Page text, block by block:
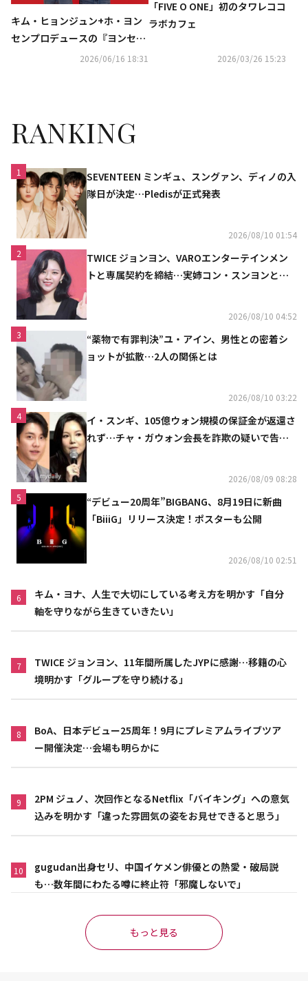
キム・ヒョンジュン+ホ・ヨン
センプロデュースの『ヨンセン
2026/06/16 18:31
「FIVE O ONE」初のタワレココ
ラボカフェ
2026/03/26 15:23
RANKING
1
SEVENTEEN ミンギュ、スングァン、ディノの入
隊日が決定…Pledisが正式発表
2026/08/10 01:54
2
TWICE ジョンヨン、VAROエンターテインメン
トと専属契約を締結…実姉コン・スンヨンと同
2026/08/10 04:52
3
“薬物で有罪判決”ユ・アイン、男性との密着シ
ョットが拡散…2人の関係とは
2026/08/10 03:22
4
イ・スンギ、105億ウォン規模の保証金が返還さ
れず…チャ・ガウォン会長を詐欺の疑いで告訴
2026/08/09 08:28
5
“デビュー20周年”BIGBANG、8月19日に新曲
「BiiiG」リリース決定！ポスターも公開
2026/08/10 02:51
6
キム・ヨナ、人生で大切にしている考え方を明かす「自分
軸を守りながら生きていきたい」
7
TWICE ジョンヨン、11年間所属したJYPに感謝…移籍の心
境明かす「グループを守り続ける」
8
BoA、日本デビュー25周年！9月にプレミアムライブツア
ー開催決定…会場も明らかに
9
2PM ジュノ、次回作となるNetflix「バイキング」への意気
込みを明かす「違った雰囲気の姿をお見せできると思う」
10
gugudan出身セリ、中国イケメン俳優との熱愛・破局説
も…数年間にわたる噂に終止符「邪魔しないで」
もっと見る